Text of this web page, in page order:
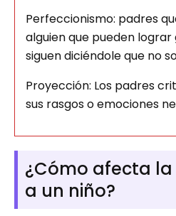
Perfeccionismo: padres
alguien que pueden
siguen diciéndole que no
Proyección: Los padres
sus rasgos o emociones
¿Cómo afecta
a un niño?